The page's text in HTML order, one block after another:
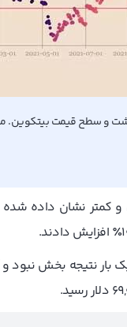
و سطح قیمت بیتکوین.
٪ افزایش دادند.
بار نتیجه بخش نبود